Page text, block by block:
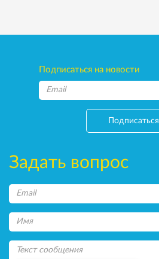
Подписаться на новости
Подписаться
Задать вопрос